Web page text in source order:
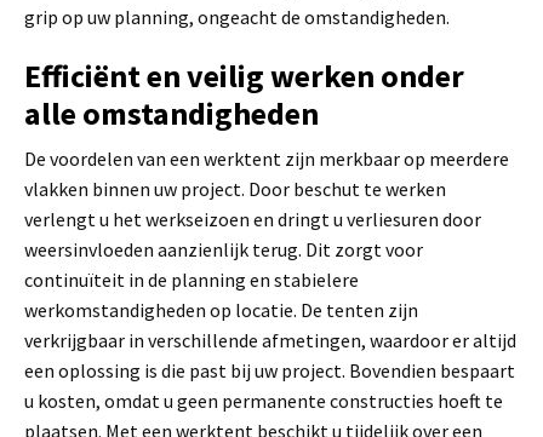
grip op uw planning, ongeacht de omstandigheden.
Efficiënt en veilig werken onder
alle omstandigheden
De voordelen van een werktent zijn merkbaar op meerdere
vlakken binnen uw project. Door beschut te werken
verlengt u het werkseizoen en dringt u verliesuren door
weersinvloeden aanzienlijk terug. Dit zorgt voor
continuïteit in de planning en stabielere
werkomstandigheden op locatie. De tenten zijn
verkrijgbaar in verschillende afmetingen, waardoor er altijd
een oplossing is die past bij uw project. Bovendien bespaart
u kosten, omdat u geen permanente constructies hoeft te
plaatsen. Met een werktent beschikt u tijdelijk over een